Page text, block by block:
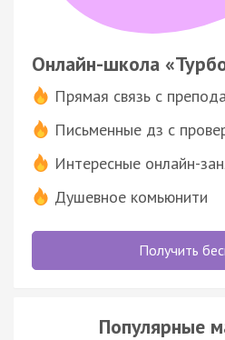
Онлайн-школа
Прямая связь с
Письменные дз с
Интересные онлайн-
Душевное комьюнити
Получить
Популярные